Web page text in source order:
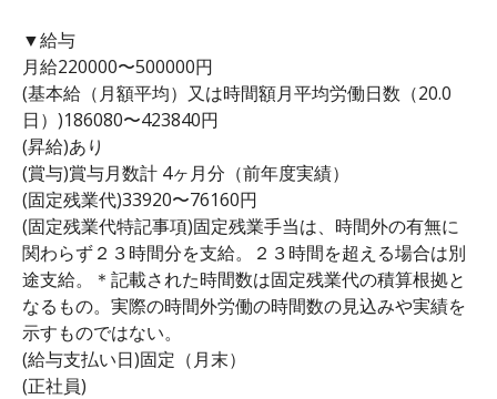
▼給与
月給220000〜500000円
(基本給（月額平均）又は時間額月平均労働日数（20.0
日）)186080〜423840円
(昇給)あり
(賞与)賞与月数計 4ヶ月分（前年度実績）
(固定残業代)33920〜76160円
(固定残業代特記事項)固定残業手当は、時間外の有無に
関わらず２３時間分を支給。２３時間を超える場合は別
途支給。＊記載された時間数は固定残業代の積算根拠と
なるもの。実際の時間外労働の時間数の見込みや実績を
示すものではない。
(給与支払い日)固定（月末）
(正社員)